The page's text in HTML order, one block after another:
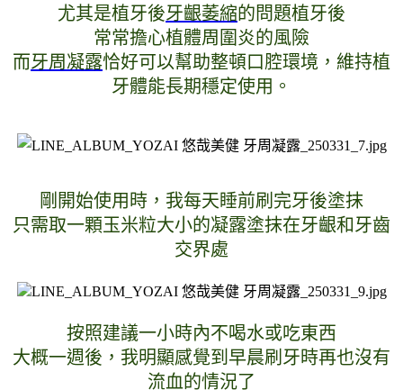
尤其是植牙後牙齦萎縮的問題植牙後
常常擔心植體周圍炎的風險
而牙周凝露恰好可以幫助整頓口腔環境，維持植
牙體能長期穩定使用。
剛開始使用時，我每天睡前刷完牙後塗抹
只需取一顆玉米粒大小的凝露塗抹在牙齦和牙齒
交界處
按照建議一小時內不喝水或吃東西
大概一週後，我明顯感覺到早晨刷牙時再也沒有
流血的情況了